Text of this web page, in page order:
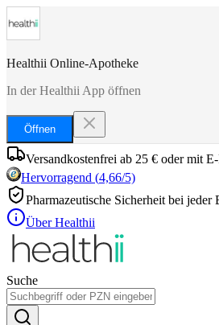
Healthii Online-Apotheke
In der Healthii App öffnen
Öffnen
Versandkostenfrei ab 25 € oder mit
Hervorragend (4,66/5)
Pharmazeutische Sicherheit bei jeder
Über Healthii
Suche